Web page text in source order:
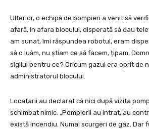
Ulterior, o echipă de pompieri a venit să
afară, în afara blocului, disperată să dau
am sunat, îmi răspundea robotul, eram
să o luăm, nu știam ce să facem, țipam,
sigilul pentru ce? Oricum gazul era oprit de
administratorul blocului.
Locatarii au declarat că nici după vizita
schimbat nimic. „Pompierii au intrat, au
există incendiu. Numai scurgeri de gaz. Dar